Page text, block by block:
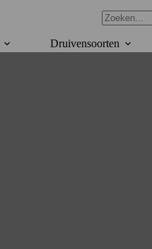
Druivensoorten